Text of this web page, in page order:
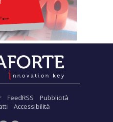
FeedRSS
Pubblicità
Accessibilità